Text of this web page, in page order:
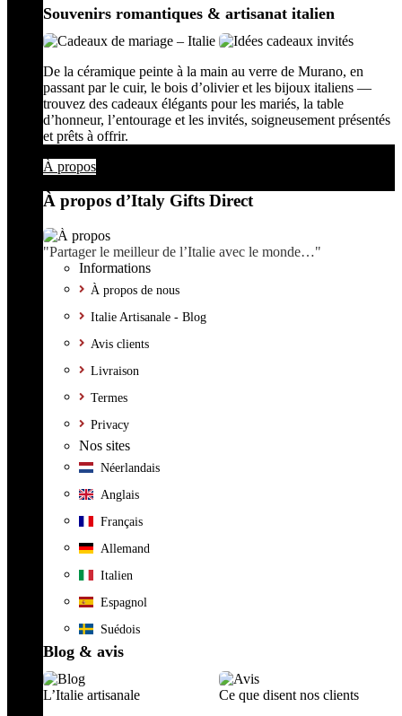
Souvenirs romantiques & artisanat italien
De la céramique peinte à la main au verre de Murano, en
passant par le cuir, le bois d’olivier et les bijoux italiens —
trouvez des cadeaux élégants pour les mariés, la table
d’honneur, l’entourage et les invités, soigneusement présentés
et prêts à offrir.
À propos
À propos d’Italy Gifts Direct
"Partager le meilleur de l’Italie avec le monde…"
Informations
À propos de nous
Italie Artisanale - Blog
Avis clients
Livraison
Termes
Privacy
Nos sites
Néerlandais
Anglais
Français
Allemand
Italien
Espagnol
Suédois
Blog & avis
L’Italie artisanale
Ce que disent nos clients